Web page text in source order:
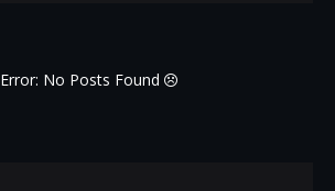
Error: No Posts Found